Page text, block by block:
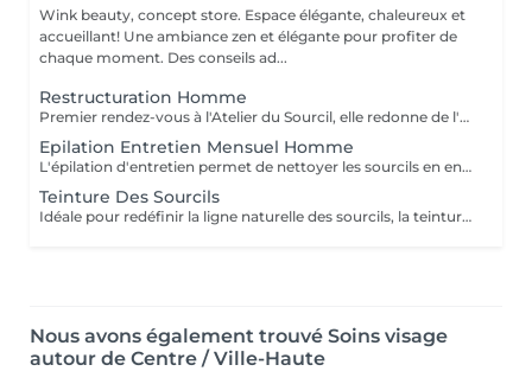
Wink beauty, concept store. Espace élégante, chaleureux et
accueillant! Une ambiance zen et élégante pour profiter de
chaque moment. Des conseils ad...
Restructuration Homme
Premier rendez-vous à l'Atelier du Sourcil, elle redonne de l'harmonie au visage. Entièrement réalisée à la pince à épiler, cette prestation iconique vise à redéfinir la forme des sourcils. Formée en morphologie du visage, notre équipe de professionnelles maîtrise toutes les subtilités d'une forme réussie. Un entretien mensuel permet ensuite de conserver une ligne idéale.
Epilation Entretien Mensuel Homme
L'épilation d'entretien permet de nettoyer les sourcils en entretien et de conserver ainsi leur ligne. Au-delà de deux mois sans entretien à l'atelier du sourcil, il faudra refaire une restructuration pour redessiner à nouveau la ligne du sourcil.
Teinture Des Sourcils
Idéale pour redéfinir la ligne naturelle des sourcils, la teinture permet d'intensifier et sublimer le regard. Parfois clairsemés, en manque de densité ou simplement endommagés par de trop régulières épilations, les sourcils peuvent avoir besoin d'être travaillés pour intensifier la teinte du poil ou masquer les sourcils blancs ou grisonnants.
Nous avons également trouvé Soins visage
autour de Centre / Ville-Haute